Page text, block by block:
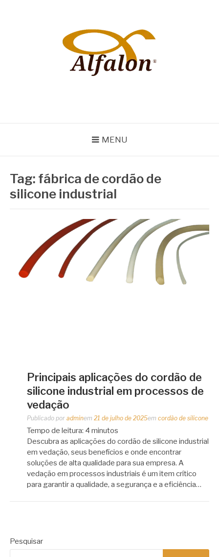
MENU
Tag: fábrica de cordão de
silicone industrial
Principais aplicações do cordão de
silicone industrial em processos de
vedação
Publicado por adminem 21 de julho de 2025em cordão de silicone
Tempo de leitura: 4 minutos
Descubra as aplicações do cordão de silicone industrial
em vedação, seus benefícios e onde encontrar
soluções de alta qualidade para sua empresa. A
vedação em processos industriais é um item crítico
para garantir a qualidade, a segurança e a eficiência…
Pesquisar